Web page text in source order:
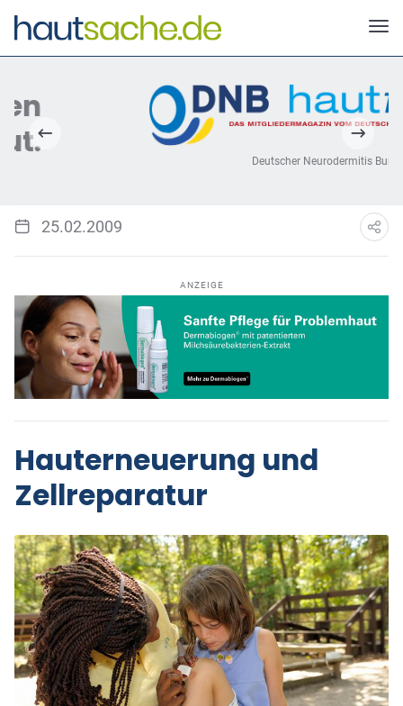
Deutscher Neurodermitis Bund e.V.
25.02.2009
ANZEIGE
Hauterneuerung und
Zellreparatur